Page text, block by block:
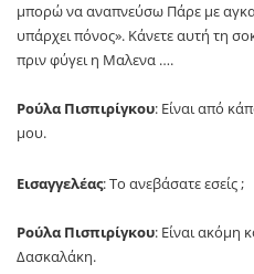
μπορώ να αναπνεύσω Πάρε με
υπάρχει πόνος». Κάνετε αυτή τη
πριν φύγει η Μαλενα ….
Ρούλα Πισπιρίγκου: Είναι από
μου.
Εισαγγελέας: Το ανεβάσατε εσείς ;
Ρούλα Πισπιρίγκου: Είναι ακόμη
Δασκαλάκη.